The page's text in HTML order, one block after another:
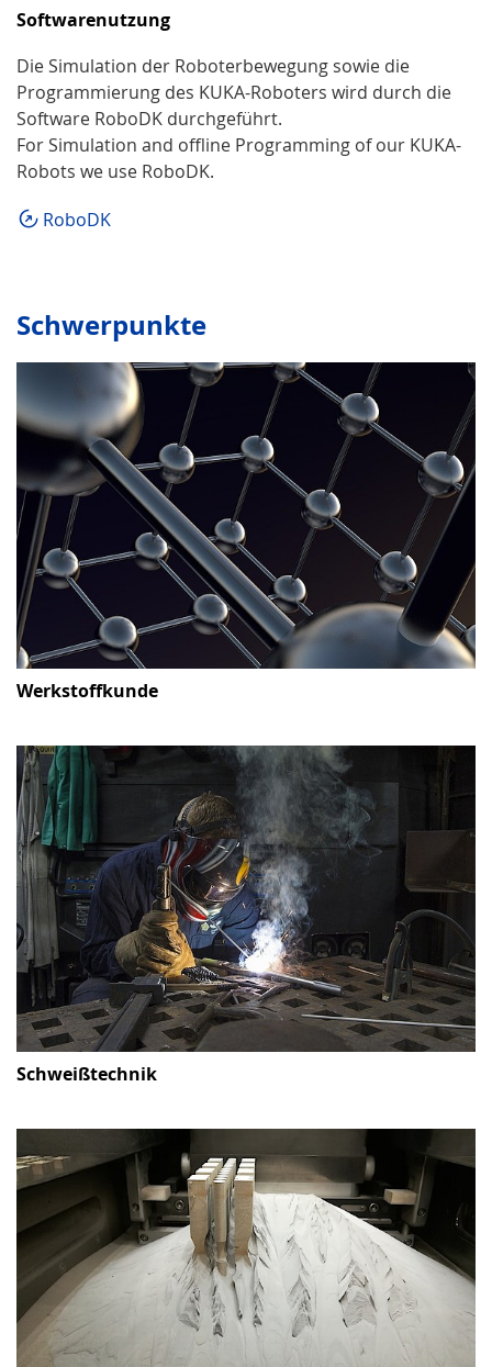
Softwarenutzung
Die Simulation der Roboterbewegung sowie die
Programmierung des KUKA-Roboters wird durch die
Software RoboDK durchgeführt.
For Simulation and offline Programming of our KUKA-
Robots we use RoboDK.
RoboDK
Schwerpunkte
Werkstoffkunde
Schweißtechnik